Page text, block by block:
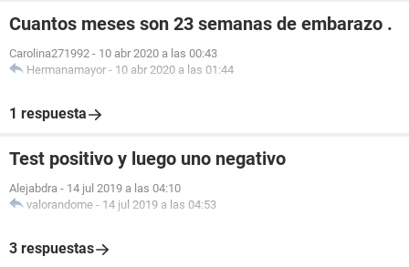
Cuantos meses son 23 semanas de embarazo .
Carolina271992 - 10 abr 2020 a las 00:43
Hermanamayor - 10 abr 2020 a las 01:44
1 respuesta
Test positivo y luego uno negativo
Alejabdra - 14 jul 2019 a las 04:10
valorandome - 14 jul 2019 a las 04:53
3 respuestas